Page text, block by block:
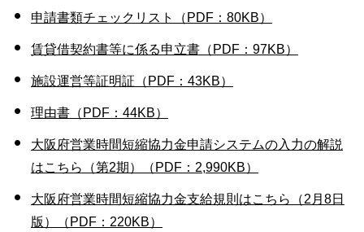
申請書類チェックリスト（PDF：80KB）
賃貸借契約書等に係る申立書（PDF：97KB）
施設運営等証明証（PDF：43KB）
理由書（PDF：44KB）
大阪府営業時間短縮協力金申請システムの入力の解説
はこちら（第2期）（PDF：2,990KB）
大阪府営業時間短縮協力金支給規則はこちら（2月8日
版）（PDF：220KB）